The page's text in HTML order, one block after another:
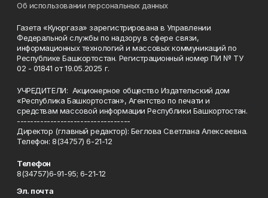
Об использовании персональных данных
Газета «Куюргаза» зарегистрирована в Управлении
Федеральной службы по надзору в сфере связи,
информационных технологий и массовых коммуникаций по
Республике Башкортостан. Регистрационный номер ПИ № ТУ
02 - 01841 от 19.05.2025 г.
УЧРЕДИТЕЛИ: Акционерное общество Издательский дом
«Республика Башкортостан», Агентство по печати и
средствам массовой информации Республики Башкортостан.
----------------------------------
Директор (главный редактор): Беглова Светлана Алексеевна.
Телефон: 8(34757) 6-21-12
Телефон
8(34757)6-91-95; 6-21-12
Эл. почта